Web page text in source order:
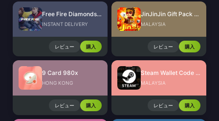
Free Fire Diamonds EU + TR
INSTANT DELIVERY
レビュー 購入
JinJinJin Gift Pack Redeem Code
MALAYSIA
レビュー 購入
9 Card 980x
HONG KONG
レビュー 購入
Steam Wallet Code (MYR)
MALAYSIA
レビュー 購入